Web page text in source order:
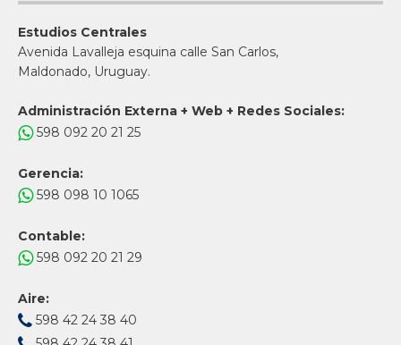
Estudios Centrales
Avenida Lavalleja esquina calle San Carlos,
Maldonado, Uruguay.
Administración Externa + Web + Redes Sociales:
598 092 20 21 25
Gerencia:
598 098 10 1065
Contable:
598 092 20 21 29
Aire:
598 42 24 38 40